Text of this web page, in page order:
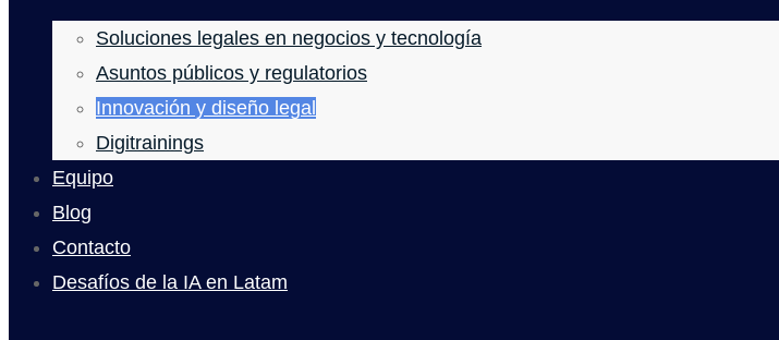
Soluciones legales en negocios y tecnología
Asuntos públicos y regulatorios
Innovación y diseño legal
Digitrainings
Equipo
Blog
Contacto
Desafíos de la IA en Latam